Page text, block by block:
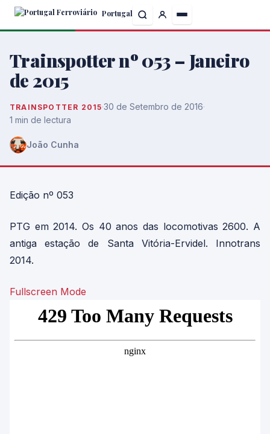
Skip
content
Portugal
Trainspotter nº 053 – Janeiro
de 2015
TRAINSPOTTER 2015·30 de Setembro de 2016·
1 min de lectura
João Cunha
Edição nº 053
PTG em 2014. Os 40 anos das locomotivas 2600. A
antiga estação de Santa Vitória-Ervidel. Innotrans
2014.
Fullscreen Mode